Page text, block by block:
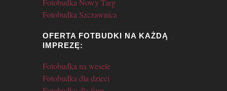
Fotobudka Nowy Targ
Fotobudka Szczawnica
OFERTA FOTBUDKI NA KAŻDĄ
IMPREZĘ:
Fotobudka na wesele
Fotobudka dla dzieci